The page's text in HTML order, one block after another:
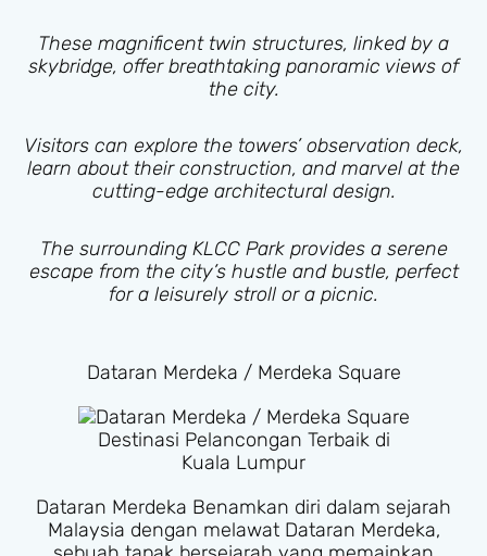
These magnificent twin structures, linked by a
skybridge, offer breathtaking panoramic views of
the city.
Visitors can explore the towers’ observation deck,
learn about their construction, and marvel at the
cutting-edge architectural design.
The surrounding KLCC Park provides a serene
escape from the city’s hustle and bustle, perfect
for a leisurely stroll or a picnic.
Dataran Merdeka / Merdeka Square
Destinasi Pelancongan Terbaik di
Kuala Lumpur
Dataran Merdeka Benamkan diri dalam sejarah
Malaysia dengan melawat Dataran Merdeka,